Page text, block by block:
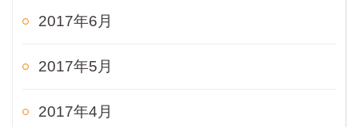
2017年6月
2017年5月
2017年4月